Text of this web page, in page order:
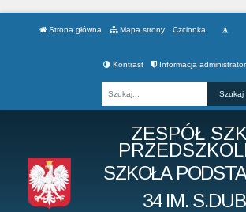
Strona główna Mapa strony Czcionka
Kontrast Informacja
ZESPÓŁ
SZKOŁA
34 IM.